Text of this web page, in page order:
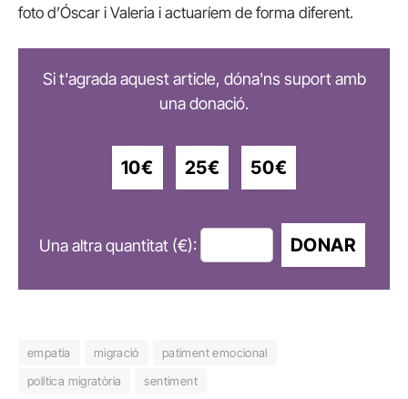
foto d’Óscar i Valeria i actuaríem de forma diferent.
Si t'agrada aquest article, dóna'ns suport amb
una donació.
10€ 25€ 50€
Una altra quantitat (€): DONAR
empatia migració
patiment emocional
política migratòria
sentiment